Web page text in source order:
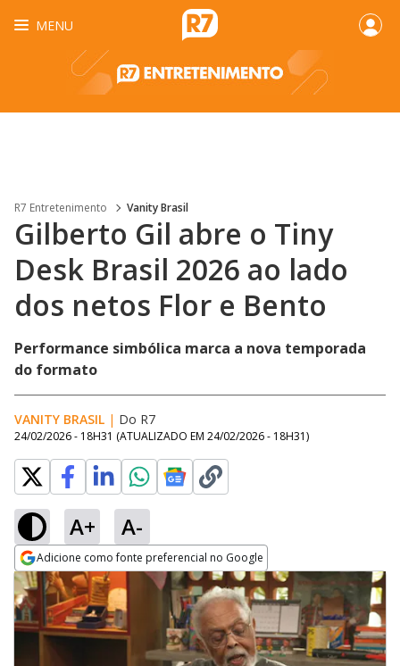
MENU
R7 Entretenimento Vanity Brasil
Gilberto Gil abre o Tiny
Desk Brasil 2026 ao lado
dos netos Flor e Bento
Performance simbólica marca a nova temporada
do formato
VANITY BRASIL | Do R7
24/02/2026 - 18H31 (ATUALIZADO EM 24/02/2026 - 18H31)
A+ A-
Adicione como fonte preferencial no Google
Opens in new window